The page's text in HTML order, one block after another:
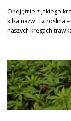
Obojętnie z jakiego
kilka nazw. Ta roślina
naszych kręgach